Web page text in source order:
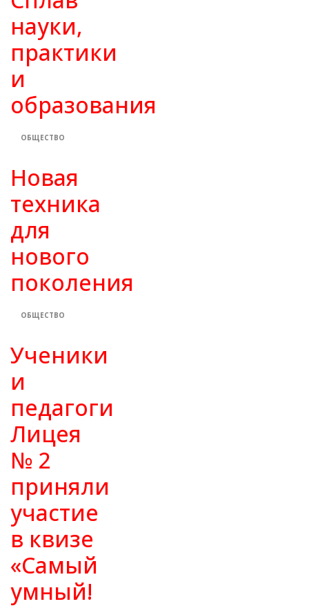
науки,
практики
и
образования
ОБЩЕСТВО
Новая
техника
для
нового
поколения
ОБЩЕСТВО
Ученики
и
педагоги
Лицея
№ 2
приняли
участие
в квизе
«Самый
умный!